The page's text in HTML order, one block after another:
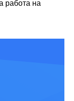
работа на